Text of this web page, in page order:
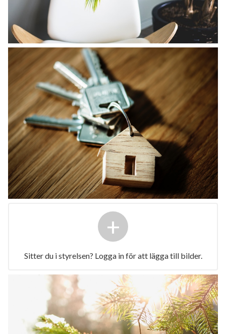
+
Sitter du i styrelsen? Logga in för att lägga till bilder.